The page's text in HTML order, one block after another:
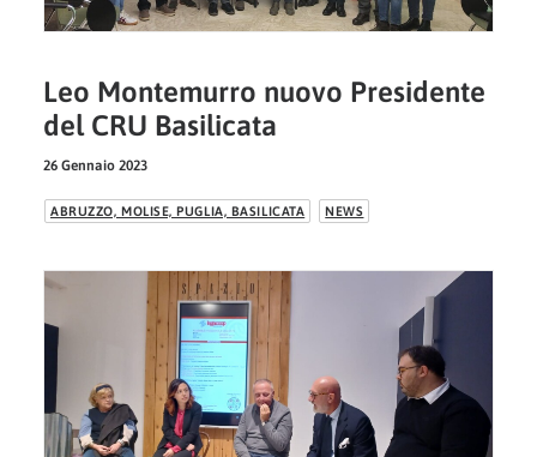
Leo Montemurro nuovo Presidente
del CRU Basilicata
26 Gennaio 2023
ABRUZZO, MOLISE, PUGLIA, BASILICATA NEWS